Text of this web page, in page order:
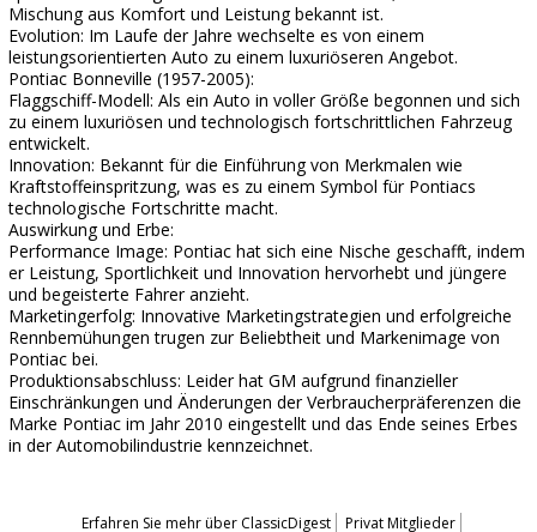
Mischung aus Komfort und Leistung bekannt ist.
Evolution: Im Laufe der Jahre wechselte es von einem
leistungsorientierten Auto zu einem luxuriöseren Angebot.
Pontiac Bonneville (1957-2005):
Flaggschiff-Modell: Als ein Auto in voller Größe begonnen und sich
zu einem luxuriösen und technologisch fortschrittlichen Fahrzeug
entwickelt.
Innovation: Bekannt für die Einführung von Merkmalen wie
Kraftstoffeinspritzung, was es zu einem Symbol für Pontiacs
technologische Fortschritte macht.
Auswirkung und Erbe:
Performance Image: Pontiac hat sich eine Nische geschafft, indem
er Leistung, Sportlichkeit und Innovation hervorhebt und jüngere
und begeisterte Fahrer anzieht.
Marketingerfolg: Innovative Marketingstrategien und erfolgreiche
Rennbemühungen trugen zur Beliebtheit und Markenimage von
Pontiac bei.
Produktionsabschluss: Leider hat GM aufgrund finanzieller
Einschränkungen und Änderungen der Verbraucherpräferenzen die
Marke Pontiac im Jahr 2010 eingestellt und das Ende seines Erbes
in der Automobilindustrie kennzeichnet.
Erfahren Sie mehr über ClassicDigest Privat Mitglieder